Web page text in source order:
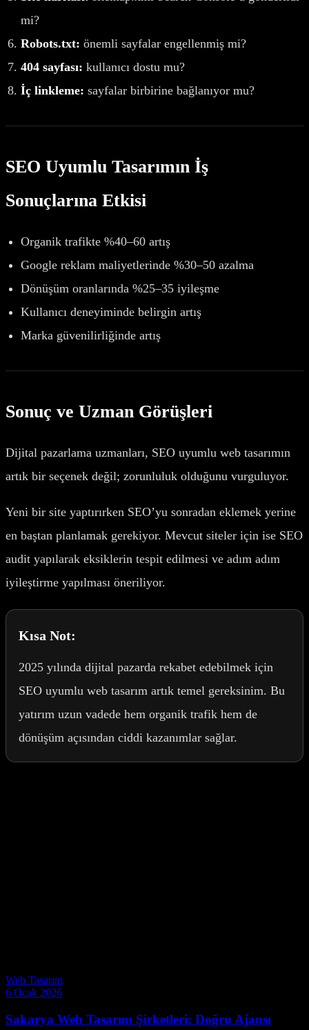
mi?
Robots.txt: önemli sayfalar engellenmiş mi?
404 sayfası: kullanıcı dostu mu?
İç linkleme: sayfalar birbirine bağlanıyor mu?
SEO Uyumlu Tasarımın İş
Sonuçlarına Etkisi
Organik trafikte %40–60 artış
Google reklam maliyetlerinde %30–50 azalma
Dönüşüm oranlarında %25–35 iyileşme
Kullanıcı deneyiminde belirgin artış
Marka güvenilirliğinde artış
Sonuç ve Uzman Görüşleri
Dijital pazarlama uzmanları, SEO uyumlu web tasarımın
artık bir seçenek değil; zorunluluk olduğunu vurguluyor.
Yeni bir site yaptırırken SEO’yu sonradan eklemek yerine
en baştan planlamak gerekiyor. Mevcut siteler için ise SEO
audit yapılarak eksiklerin tespit edilmesi ve adım adım
iyileştirme yapılması öneriliyor.
Kısa Not:
2025 yılında dijital pazarda rekabet edebilmek için
SEO uyumlu web tasarım artık temel gereksinim. Bu
yatırım uzun vadede hem organik trafik hem de
dönüşüm açısından ciddi kazanımlar sağlar.
Web Tasarım
6 Ocak 2026
Sakarya Web Tasarım Şirketleri: Doğru Ajansı